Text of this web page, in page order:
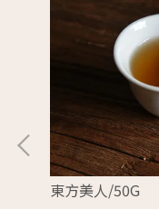
東方美人/50G